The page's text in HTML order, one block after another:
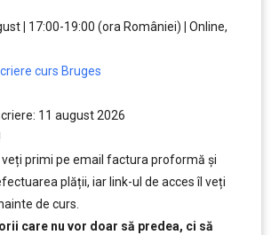
17:00-19:00 (ora României)
Online,
curs Bruges
11 august 2026
veți primi pe email factura proformă și
plății, iar link-ul de acces îl veți
de curs.
care nu vor doar să predea, ci să